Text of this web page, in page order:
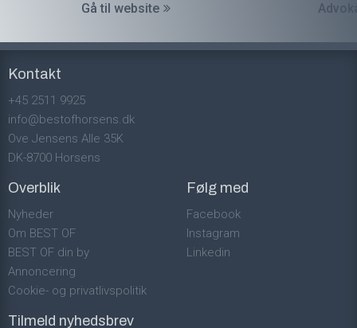
Gå til website
Kontakt
+45 2511 9925
info@bestofhorsens.dk
Ove Jensens Alle 35K
DK-8700 Horsens
Overblik
Nyheder
Om BEST OF
BEST OF din by
Annoncering
Cookie- og privatlivspolitik
Følg med
Facebook
Instagram
Linkedin
Tilmeld nyhedsbrev